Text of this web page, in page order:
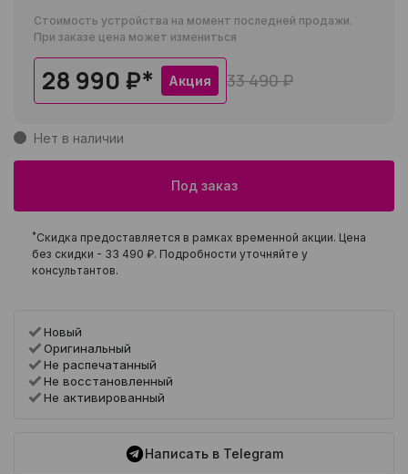
Стоимость устройства на момент последней продажи.
При заказе цена может измениться
28 990 ₽* Акция 33 490 ₽
Нет в наличии
Под заказ
*Скидка предоставляется в рамках временной акции. Цена
без скидки - 33 490 ₽. Подробности уточняйте у
консультантов.
Новый
Оригинальный
Не распечатанный
Не восстановленный
Не активированный
Написать в Telegram